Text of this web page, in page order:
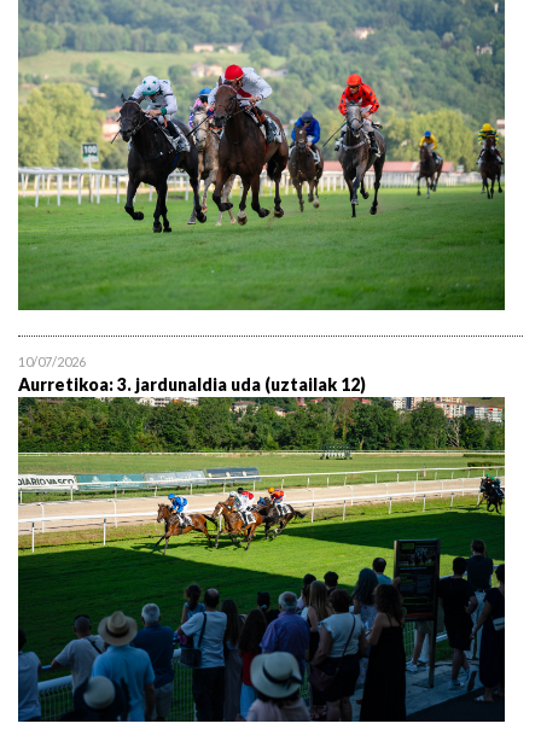
10/07/2026
Aurretikoa: 3. jardunaldia uda (uztailak 12)